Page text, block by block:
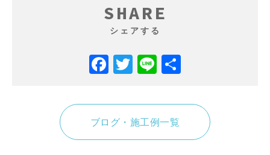
SHARE
シェアする
Facebook
Twitter
Line
ブログ・施工例一覧